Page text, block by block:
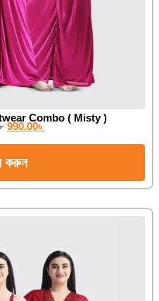
Combo ( Misty )
990.00৳
করুন